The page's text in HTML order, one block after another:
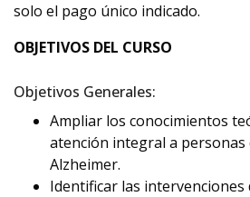
solo el pago único indicado.
OBJETIVOS DEL CURSO
Objetivos Generales:
Ampliar los conocimientos
atención integral a personas
Alzheimer.
Identificar las intervenciones